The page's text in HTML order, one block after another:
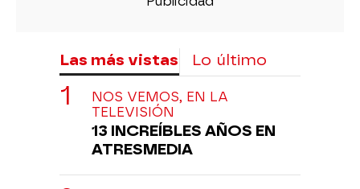
Las más vistas Lo último
NOS VEMOS, EN LA
TELEVISIÓN
13 INCREÍBLES AÑOS EN
ATRESMEDIA